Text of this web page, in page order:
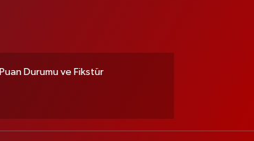
Puan Durumu ve Fikstür